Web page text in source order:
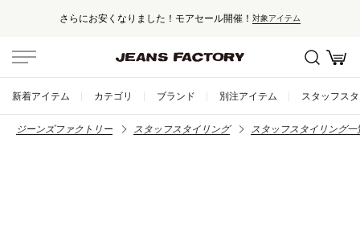
さらにお安くなりました！モアセール開催！ 対象アイテム
新着アイテム カテゴリ ブランド 別注アイテム スタッフス
ジーンズファクトリー スタッフスタイリング スタッフスタイリング一